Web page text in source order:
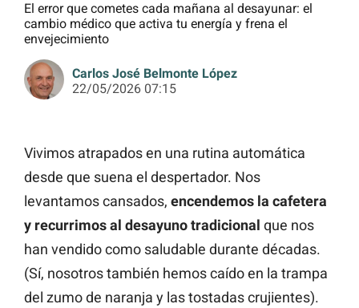
El error que cometes cada mañana al desayunar: el
cambio médico que activa tu energía y frena el
envejecimiento
Carlos José Belmonte López
22/05/2026 07:15
Vivimos atrapados en una rutina automática
desde que suena el despertador. Nos
levantamos cansados, encendemos la cafetera
y recurrimos al desayuno tradicional que nos
han vendido como saludable durante décadas.
(Sí, nosotros también hemos caído en la trampa
del zumo de naranja y las tostadas crujientes).